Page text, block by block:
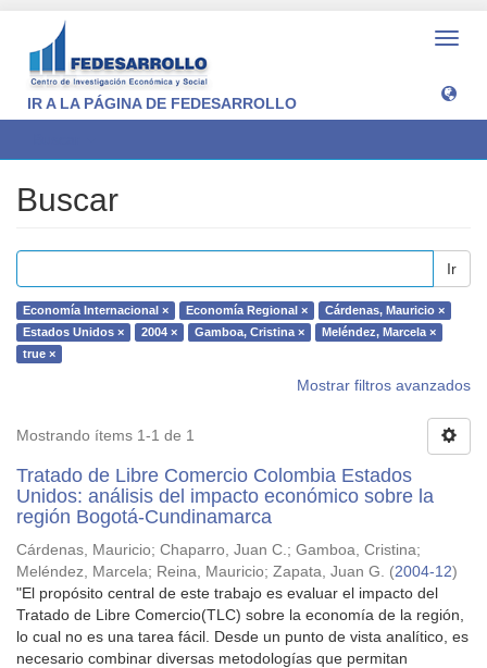
IR A LA PÁGINA DE FEDESARROLLO
Buscar
Ir
Economía Internacional × Economía Regional ×
Cárdenas, Mauricio ×
Estados Unidos ×
2004 × Gamboa, Cristina ×
Meléndez, Marcela ×
true ×
Mostrar filtros avanzados
Mostrando ítems 1-1 de 1
Tratado de Libre Comercio Colombia Estados
Unidos: análisis del impacto económico sobre la
región Bogotá-Cundinamarca
Cárdenas, Mauricio; Chaparro, Juan C.; Gamboa, Cristina;
Meléndez, Marcela; Reina, Mauricio; Zapata, Juan G. (2004-12)
"El propósito central de este trabajo es evaluar el impacto del
Tratado de Libre Comercio(TLC) sobre la economía de la región,
lo cual no es una tarea fácil. Desde un punto de vista analítico, es
necesario combinar diversas metodologías que permitan